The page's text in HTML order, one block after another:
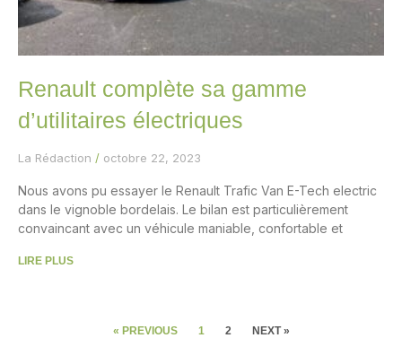
Renault complète sa gamme
d’utilitaires électriques
La Rédaction octobre 22, 2023
Nous avons pu essayer le Renault Trafic Van E-Tech electric
dans le vignoble bordelais. Le bilan est particulièrement
convaincant avec un véhicule maniable, confortable et
LIRE PLUS
« PREVIOUS 1 2 NEXT »